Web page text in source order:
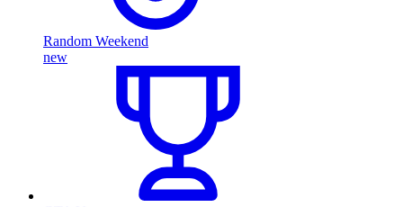
Random Weekend
new